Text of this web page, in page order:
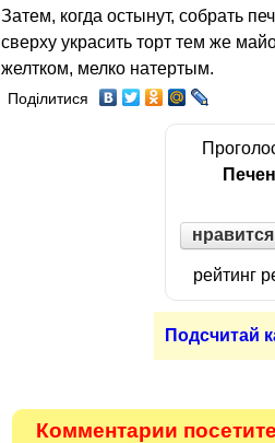
Затем, когда остынут, собрать
сверху украсить торт тем же
желтком, мелко натертым.
Поділитися
нравится
рейтинг
Подсчитай
Комментарии